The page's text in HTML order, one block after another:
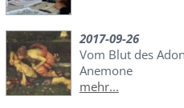
2017-09-26
Vom Blut des
Anemone
mehr...